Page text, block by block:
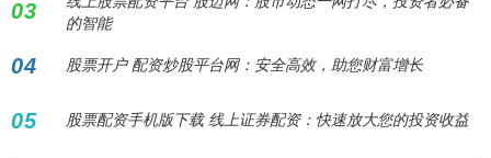
03
的智能
04 股票开户 配资炒股平台网：安全高效，助您财富增长
05 股票配资手机版下载 线上证券配资：快速放大您的投资收益